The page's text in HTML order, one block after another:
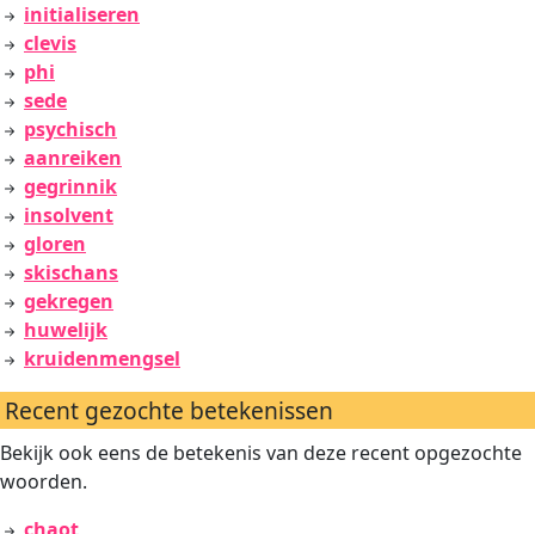
initialiseren
clevis
phi
sede
psychisch
aanreiken
gegrinnik
insolvent
gloren
skischans
gekregen
huwelijk
kruidenmengsel
Recent gezochte betekenissen
Bekijk ook eens de betekenis van deze recent opgezochte
woorden.